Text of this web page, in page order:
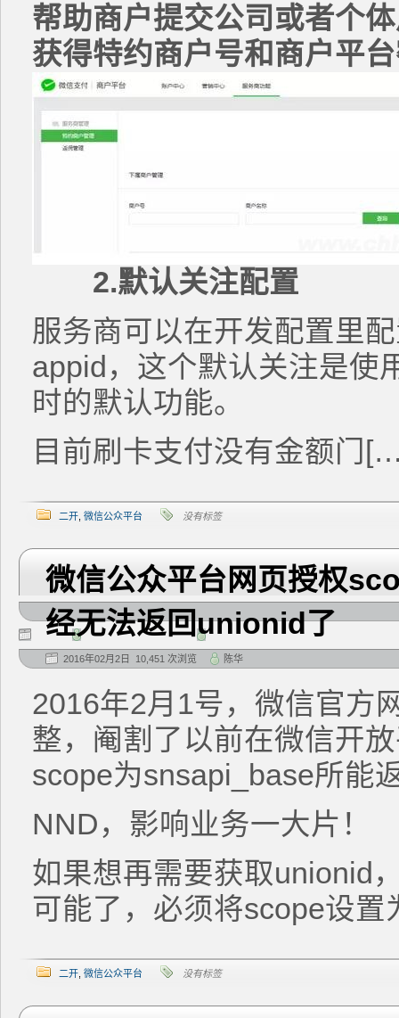
帮助商户提交公司或者个
获得特约商户号和商户平
2.默认关注配置
服务商可以在开发配置里
appid，这个默认关注是使
时的默认功能。
目前刷卡支付没有金额门
二开 微信公众平台 没有标签
微信公众平台网页授权
经无法返回unionid了
2016年02月2日 10,451 次浏览 陈华
2016年2月1号，微信官方
整，阉割了以前在微信开
scope为snsapi_base所能
NND，影响业务一大片！
如果想再需要获取unionid
可能了，必须将scope设
二开 微信公众平台 没有标签